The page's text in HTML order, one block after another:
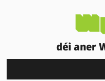
déi aner